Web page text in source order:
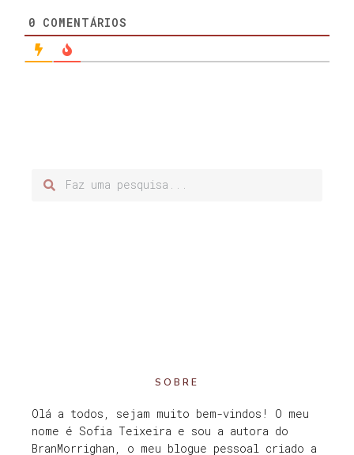
0 COMENTÁRIOS
SOBRE
Olá a todos, sejam muito bem-vindos! O meu
nome é Sofia Teixeira e sou a autora do
BranMorrighan, o meu blogue pessoal criado a